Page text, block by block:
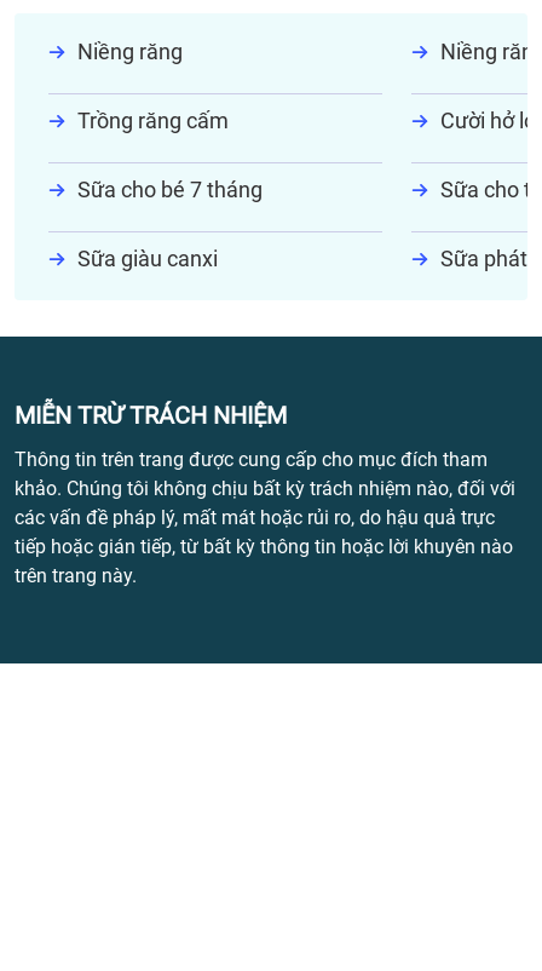
Niềng răng Niềng
Trồng răng cấm Cười hở lợi
Sữa cho bé 7 tháng Sữa cho
Sữa giàu canxi Sữa phát
MIỄN TRỪ TRÁCH NHIỆM
Thông tin trên trang được cung cấp cho mục đích tham
khảo. Chúng tôi không chịu bất kỳ trách nhiệm nào, đối với
các vấn đề pháp lý, mất mát hoặc rủi ro, do hậu quả trực
tiếp hoặc gián tiếp, từ bất kỳ thông tin hoặc lời khuyên nào
trên trang này.